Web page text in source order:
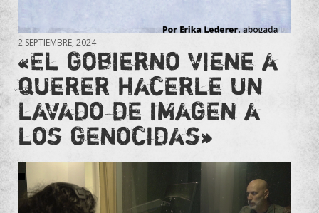
2 SEPTIEMBRE, 2024
«El gobierno viene a
querer hacerle un
lavado de imagen a
los genocidas»